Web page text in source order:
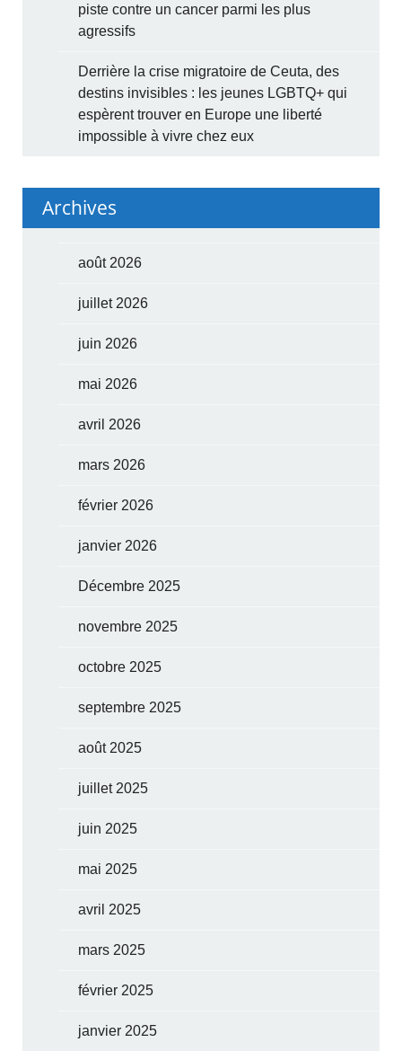
piste contre un cancer parmi les plus
agressifs
Derrière la crise migratoire de Ceuta, des
destins invisibles : les jeunes LGBTQ+ qui
espèrent trouver en Europe une liberté
impossible à vivre chez eux
Archives
août 2026
juillet 2026
juin 2026
mai 2026
avril 2026
mars 2026
février 2026
janvier 2026
Décembre 2025
novembre 2025
octobre 2025
septembre 2025
août 2025
juillet 2025
juin 2025
mai 2025
avril 2025
mars 2025
février 2025
janvier 2025